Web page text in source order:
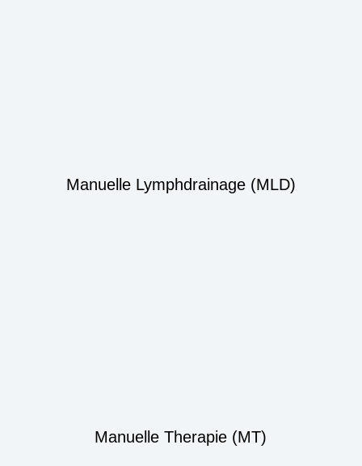
Manuelle Lymphdrainage (MLD)
Manuelle Therapie (MT)